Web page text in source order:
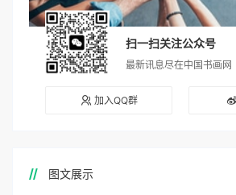
扫一扫关注公众号
最新讯息尽在中国书画网
加入QQ群
图文展示